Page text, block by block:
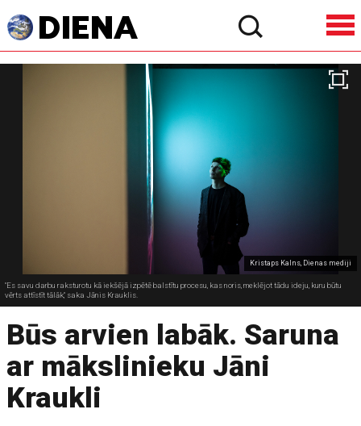
Kristaps Kalns, Dienas mediji
"Es savu darbu raksturotu kā iekšējā izpētē balstītu procesu, kas noris, meklējot tādu ideju, kuru būtu
vērts attīstīt tālāk," saka Jānis Krauklis.
Būs arvien labāk. Saruna
ar mākslinieku Jāni
Kraukli